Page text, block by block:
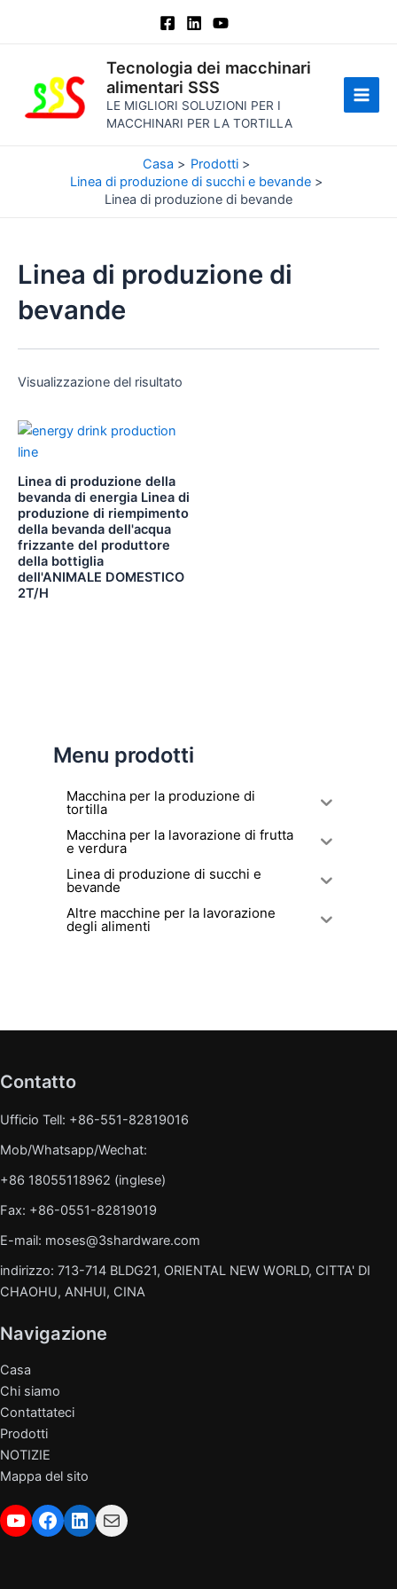
Tecnologia dei macchinari
alimentari SSS
LE MIGLIORI SOLUZIONI PER I
MACCHINARI PER LA TORTILLA
Casa
Prodotti
Linea di produzione di succhi e bevande
Linea di produzione di bevande
Menu prodotti
Macchina per la produzione di
tortilla
Macchina per la lavorazione di frutta
e verdura
Linea di produzione di succhi e
bevande
Altre macchine per la lavorazione
degli alimenti
Linea di produzione di
bevande
Visualizzazione del risultato
Linea di produzione della
bevanda di energia Linea di
produzione di riempimento
della bevanda dell'acqua
frizzante del produttore
della bottiglia
dell'ANIMALE DOMESTICO
2T/H
Contatto
Ufficio Tell: +86-551-82819016
Mob/Whatsapp/Wechat:
+86 18055118962 (inglese)
Fax: +86-0551-82819019
E-mail: moses@3shardware.com
indirizzo: 713-714 BLDG21, ORIENTAL NEW WORLD, CITTA' DI
CHAOHU, ANHUI, CINA
Navigazione
Casa
Chi siamo
Contattateci
Prodotti
NOTIZIE
Mappa del sito
YouTube
Facebook
LinkedIn
Posta